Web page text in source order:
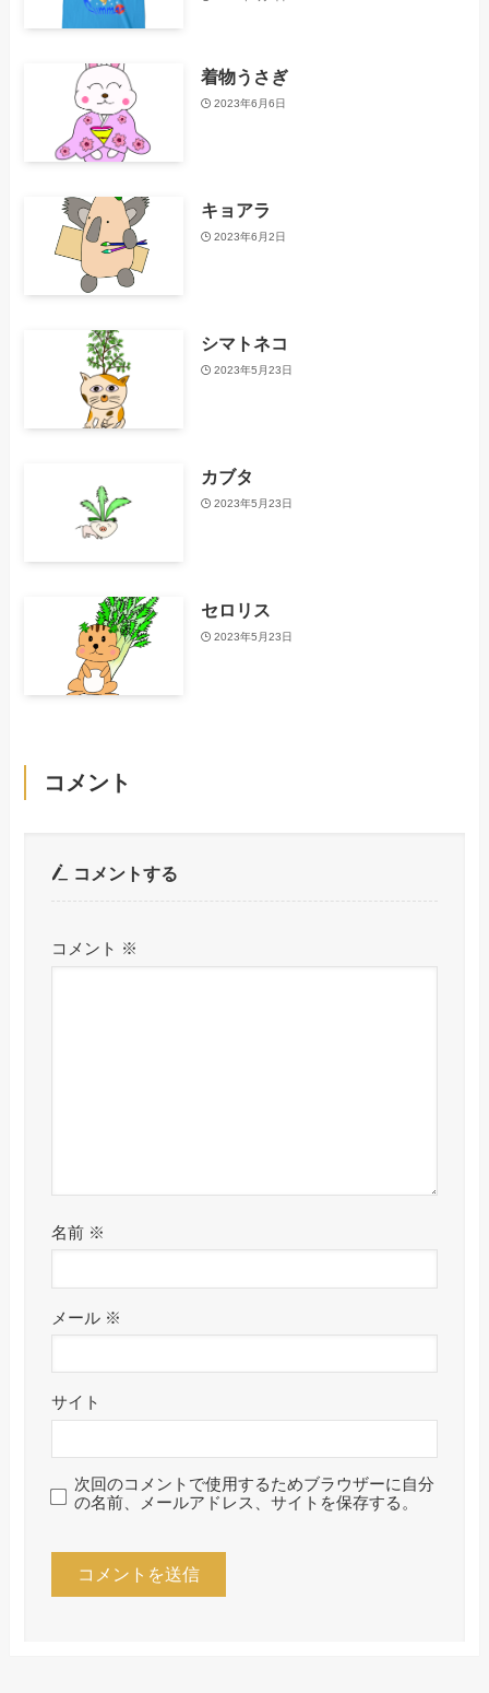
着物うさぎ
2023年6月6日
キョアラ
2023年6月2日
シマトネコ
2023年5月23日
カブタ
2023年5月23日
セロリス
2023年5月23日
コメント
コメントする
コメント ※
名前 ※
メール ※
サイト
次回のコメントで使用するためブラウザーに自分
の名前、メールアドレス、サイトを保存する。